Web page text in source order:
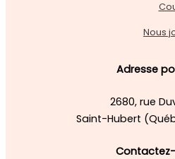
Nous
Adresse
2680, rue
Saint-Hubert